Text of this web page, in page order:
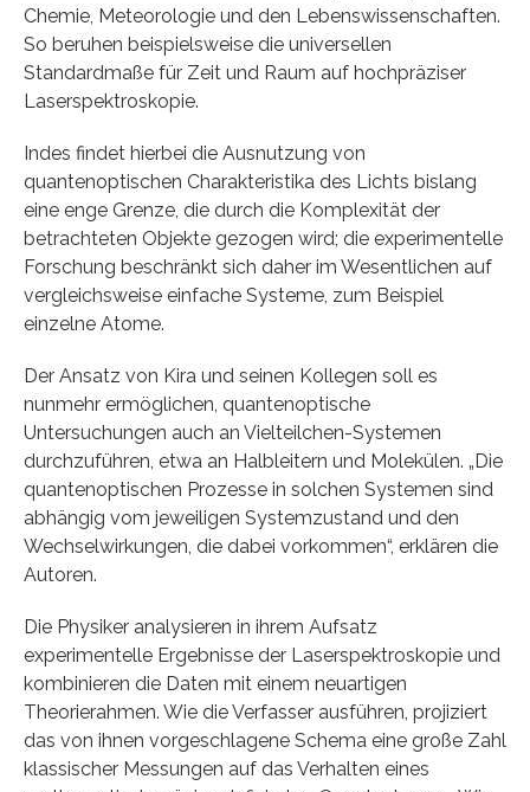
Chemie, Meteorologie und den Lebenswissenschaften.
So beruhen beispielsweise die universellen
Standardmaße für Zeit und Raum auf hochpräziser
Laserspektroskopie.
Indes findet hierbei die Ausnutzung von
quantenoptischen Charakteristika des Lichts bislang
eine enge Grenze, die durch die Komplexität der
betrachteten Objekte gezogen wird; die experimentelle
Forschung beschränkt sich daher im Wesentlichen auf
vergleichsweise einfache Systeme, zum Beispiel
einzelne Atome.
Der Ansatz von Kira und seinen Kollegen soll es
nunmehr ermöglichen, quantenoptische
Untersuchungen auch an Vielteilchen-Systemen
durchzuführen, etwa an Halbleitern und Molekülen. „Die
quantenoptischen Prozesse in solchen Systemen sind
abhängig vom jeweiligen Systemzustand und den
Wechselwirkungen, die dabei vorkommen“, erklären die
Autoren.
Die Physiker analysieren in ihrem Aufsatz
experimentelle Ergebnisse der Laserspektroskopie und
kombinieren die Daten mit einem neuartigen
Theorierahmen. Wie die Verfasser ausführen, projiziert
das von ihnen vorgeschlagene Schema eine große Zahl
klassischer Messungen auf das Verhalten eines